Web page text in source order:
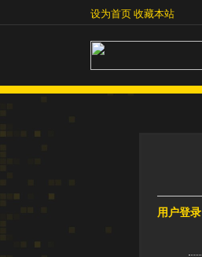
收藏本站设为首页收藏本站
用户登录